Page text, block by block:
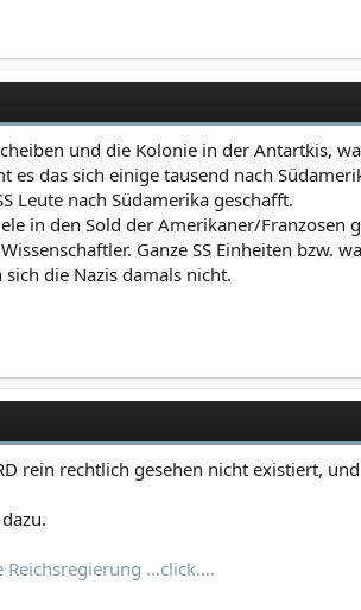
und die Kolonie in der Antartkis,
es das sich einige tausend nach
Leute nach Südamerika geschafft.
in den Sold der Amerikaner/Franzosen
Ganze SS Einheiten bzw.
die Nazis damals nicht.
rein rechtlich gesehen nicht existiert,
Reichsregierung ...click....